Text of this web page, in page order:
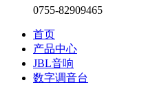
0755-82909465
首页
产品中心
JBL音响
数字调音台